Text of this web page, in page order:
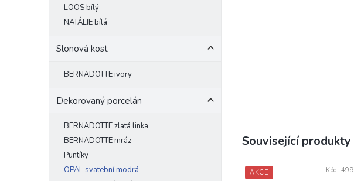
LOOS bílý
NATÁLIE bílá
Slonová kost
BERNADOTTE ivory
Dekorovaný porcelán
BERNADOTTE zlatá linka
BERNADOTTE mráz
Puntíky
OPAL svatební modrá
Související produkty
AKCE Kód: 499